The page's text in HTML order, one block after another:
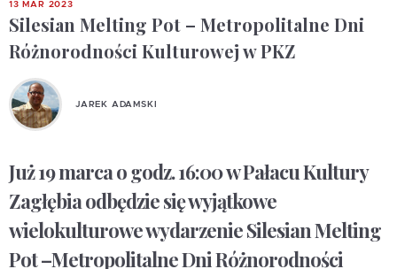
13 MAR 2023
Silesian Melting Pot – Metropolitalne Dni
Różnorodności Kulturowej w PKZ
JAREK ADAMSKI
Już 19 marca o godz. 16:00w Pałacu Kultury
Zagłębia odbędzie się wyjątkowe
wielokulturowe wydarzenieSilesian Melting
Pot–Metropolitalne Dni Różnorodności